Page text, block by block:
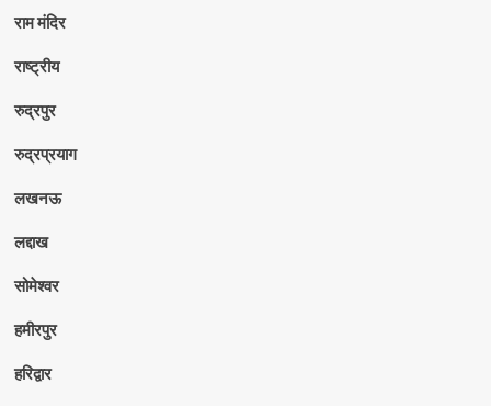
राम मंदिर
राष्ट्रीय
रुद्रपुर
रुद्रप्रयाग
लखनऊ
लद्दाख
सोमेश्वर
हमीरपुर
हरिद्वार